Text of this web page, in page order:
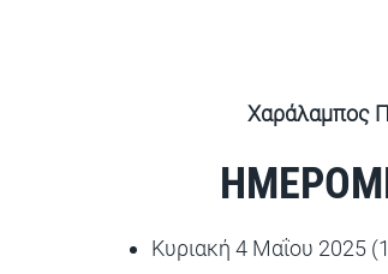
Χαράλαμπος
Κυριακή 4 Μαΐου 2025